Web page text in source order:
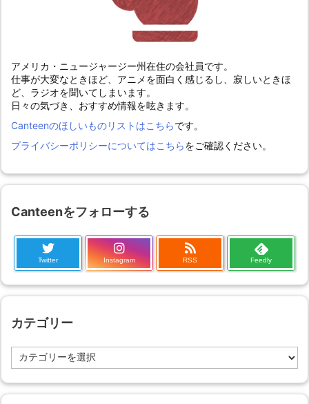
アメリカ・ニュージャージー州在住の会社員です。
仕事が大変なときほど、アニメを面白く感じるし、寂しいときほ
ど、ラジオを聞いてしまいます。
日々の気づき、おすすめ情報を呟きます。
Canteenのほしいものリストはこちらです。
プライバシーポリシーについてはこちらをご確認ください。
Canteenをフォローする
Twitter Instagram RSS Feedly
カテゴリー
テ
リ